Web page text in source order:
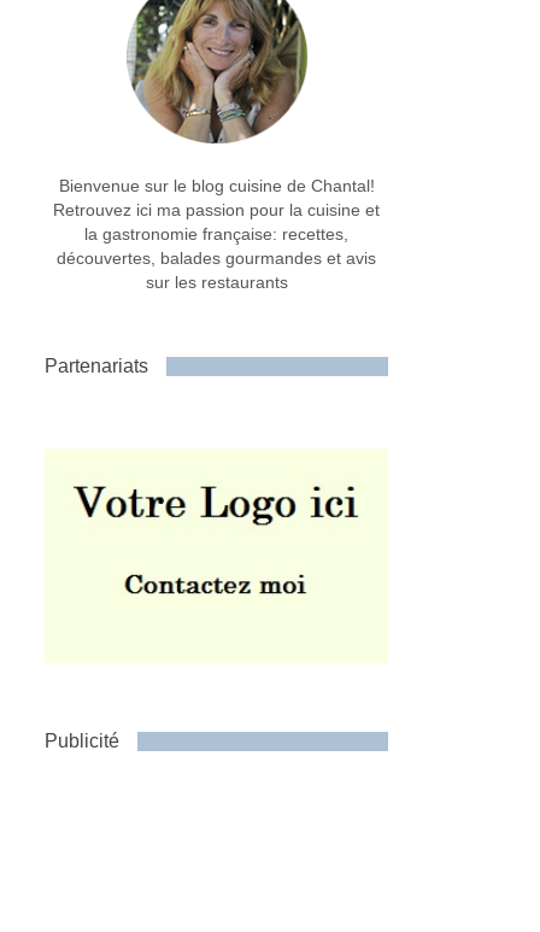
Bienvenue sur le blog cuisine de Chantal!
Retrouvez ici ma passion pour la cuisine et
la gastronomie française: recettes,
découvertes, balades gourmandes et avis
sur les restaurants
Partenariats
Publicité